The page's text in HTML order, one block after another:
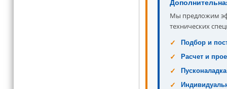
Мы предложим
технических
Подбор и
Расчет и